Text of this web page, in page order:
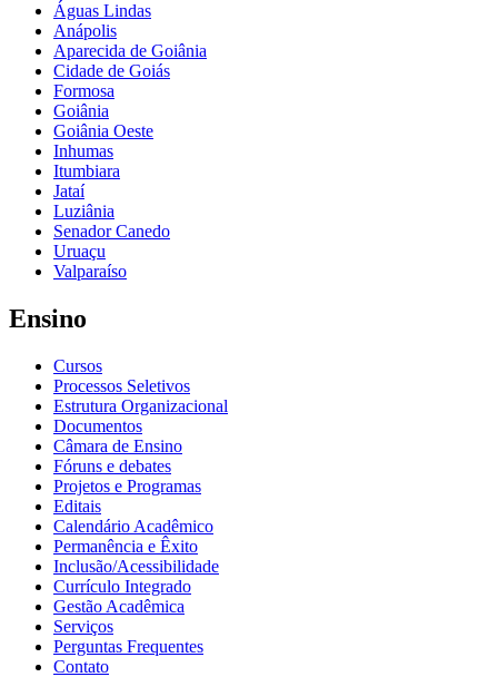
Águas Lindas
Anápolis
Aparecida de Goiânia
Cidade de Goiás
Formosa
Goiânia
Goiânia Oeste
Inhumas
Itumbiara
Jataí
Luziânia
Senador Canedo
Uruaçu
Valparaíso
Ensino
Cursos
Processos Seletivos
Estrutura Organizacional
Documentos
Câmara de Ensino
Fóruns e debates
Projetos e Programas
Editais
Calendário Acadêmico
Permanência e Êxito
Inclusão/Acessibilidade
Currículo Integrado
Gestão Acadêmica
Serviços
Perguntas Frequentes
Contato